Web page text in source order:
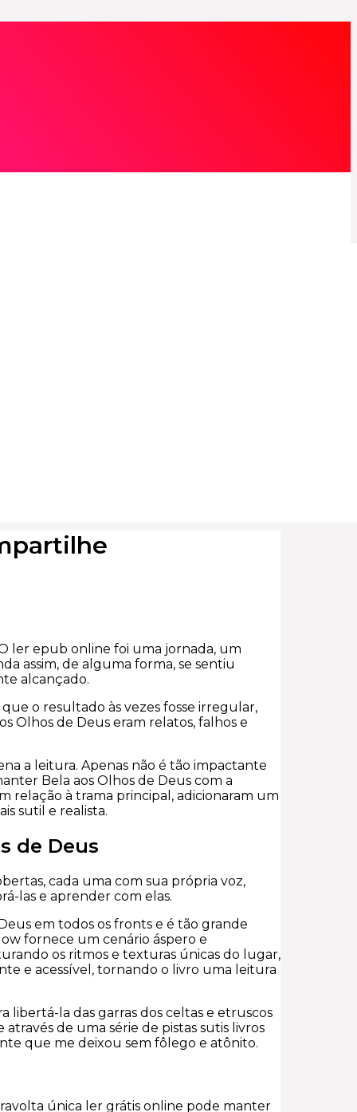
ler epub online foi uma jornada, um
assim, de alguma forma, se sentiu
alcançado.
o resultado às vezes fosse irregular,
Olhos de Deus eram relatos, falhos e
a leitura. Apenas não é tão impactante
Bela aos Olhos de Deus com a
relação à trama principal, adicionaram um
sutil e realista.
de Deus
cada uma com sua própria voz,
las e aprender com elas.
em todos os fronts e é tão grande
fornece um cenário áspero e
os ritmos e texturas únicas do lugar,
e acessível, tornando o livro uma leitura
libertá-la das garras dos celtas e etruscos
de uma série de pistas sutis livros
que me deixou sem fôlego e atônito.
única ler grátis online pode manter